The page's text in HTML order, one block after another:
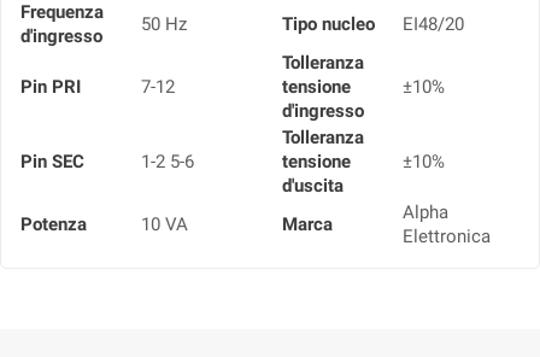
Frequenza
d'ingresso
50 Hz Tipo nucleo EI48/20
Pin PRI 7-12
Tolleranza
tensione
d'ingresso
±10%
Pin SEC 1-2 5-6
Tolleranza
tensione
d'uscita
±10%
Potenza 10 VA Marca
Alpha
Elettronica